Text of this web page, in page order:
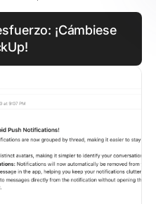
¡Cámbiese